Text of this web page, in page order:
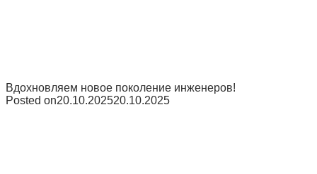
Вдохновляем новое поколение инженеров!
Posted on20.10.202520.10.2025